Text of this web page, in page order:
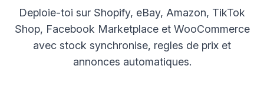
Deploie-toi sur Shopify, eBay, Amazon, TikTok
Shop, Facebook Marketplace et WooCommerce
avec stock synchronise, regles de prix et
annonces automatiques.